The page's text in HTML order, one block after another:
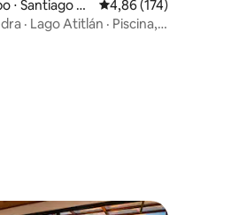
5, 122 avaliações
⋅ Santiago At
4,86 de uma avaliação
4,86 (174)
· Lago Atitlán · Piscina,